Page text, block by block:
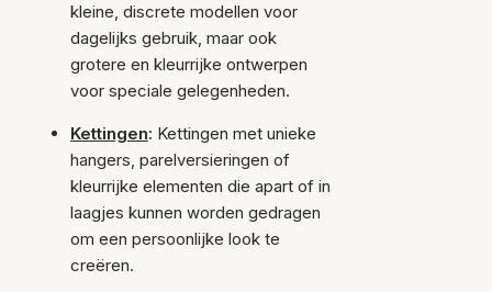
kleine, discrete modellen voor
dagelijks gebruik, maar ook
grotere en kleurrijke ontwerpen
voor speciale gelegenheden.
Kettingen: Kettingen met unieke
hangers, parelversieringen of
kleurrijke elementen die apart of in
laagjes kunnen worden gedragen
om een persoonlijke look te
creëren.